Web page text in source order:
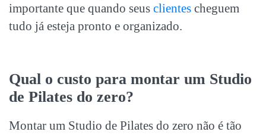
importante que quando seus clientes cheguem
tudo já esteja pronto e organizado.
Qual o custo para montar um Studio
de Pilates do zero?
Montar um Studio de Pilates do zero não é tão